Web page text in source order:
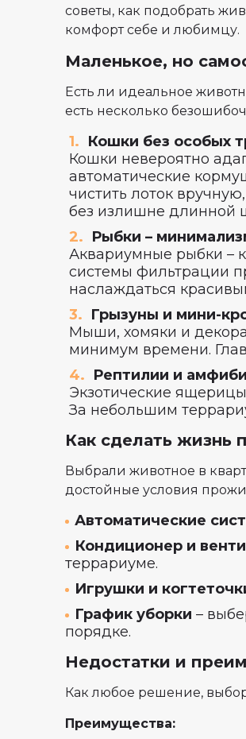
советы, как подобрать
комфорт себе и любимцу.
Маленькое, но
Есть ли идеальное
есть несколько
Кошки без особых
Кошки невероятно
автоматические
чистить лоток
без излишне длинной
Рыбки –
Аквариумные рыбки –
системы фильтрации
наслаждаться
Грызуны и мини-
Мыши, хомяки и
минимум времени.
Рептилии и
Экзотические
За небольшим
Как сделать жизнь
Выбрали животное в
достойные условия
Автоматические
Кондиционер и
террариуме.
Игрушки и
График уборки –
порядке.
Недостатки и
Как любое решение,
Преимущества: